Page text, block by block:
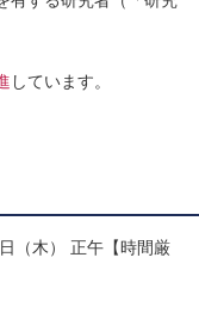
しています。
（木） 正午【時間厳